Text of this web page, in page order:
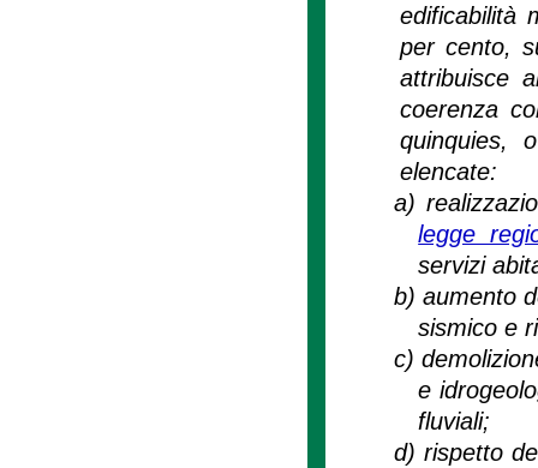
edificabilità
per cento,
attribuisce
coerenza
quinquies,
elencate:
a)
legge
servizi
b)aumento
sismico e
c)
e
fluviali;
d) rispetto